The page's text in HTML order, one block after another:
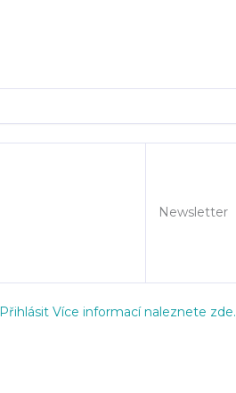
Newsletter
Přihlásit Více informací naleznete zde.